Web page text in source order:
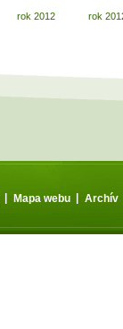
rok 2012 rok
Mapa webu Archív